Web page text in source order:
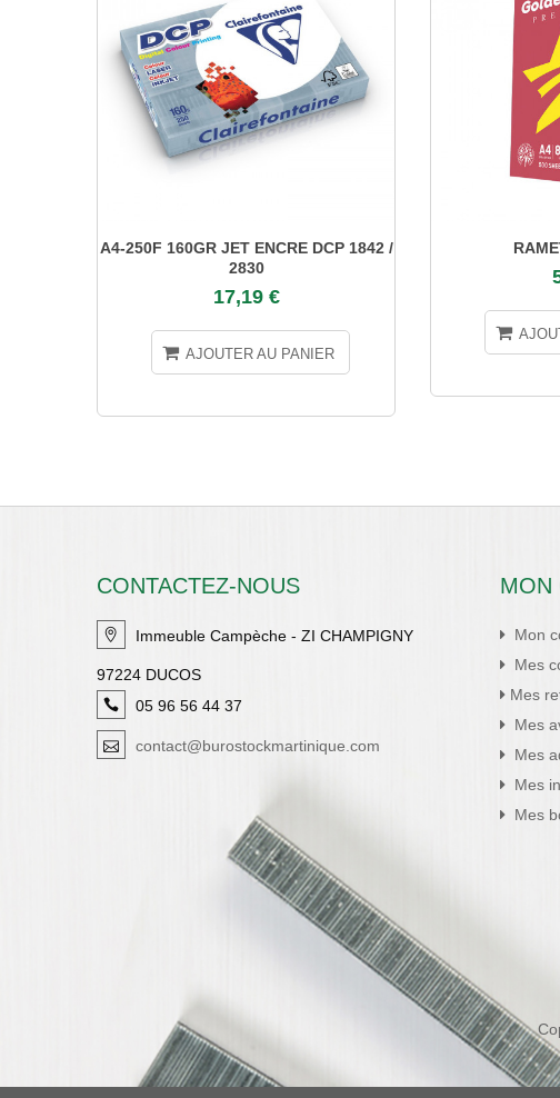
A4-250F 160GR JET ENCRE DCP 1842 /
2830
17,19 €
AJOUTER AU PANIER
CONTACTEZ-NOUS
Immeuble Campèche - ZI CHAMPIGNY
97224 DUCOS
05 96 56 44 37
contact@burostockmartinique.com
MON
Mon
Mes
Mes
Mes
Mes
Mes
Mes